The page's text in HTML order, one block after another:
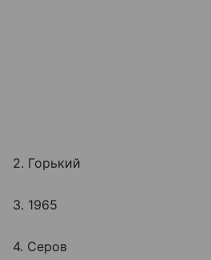
2. Горький
3. 1965
4. Серов